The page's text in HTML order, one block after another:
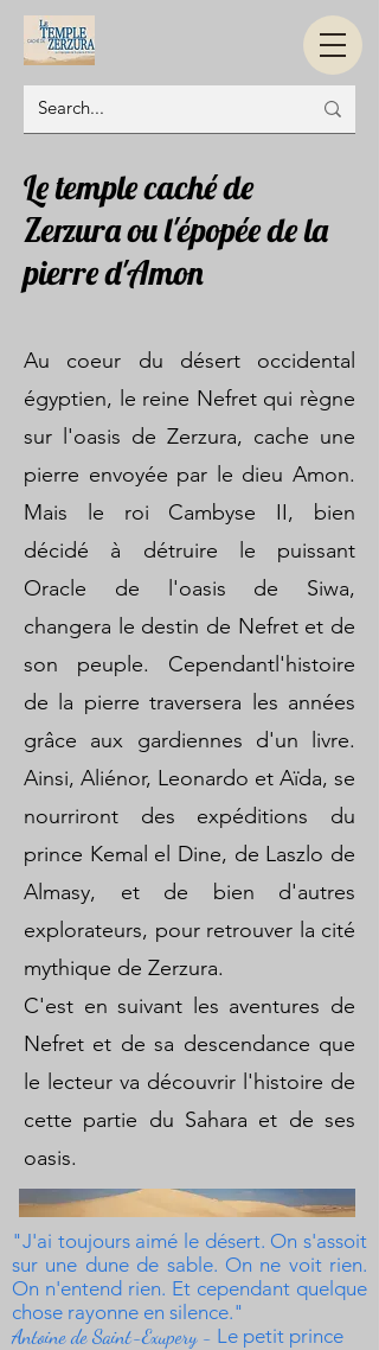
Le temple caché de
Zerzura ou l'épopée de la
pierre d'Amon
Au coeur du désert occidental
égyptien, le reine Nefret qui règne
sur l'oasis de Zerzura, cache une
pierre envoyée par le dieu Amon.
Mais le roi Cambyse II, bien
décidé à détruire le puissant
Oracle de l'oasis de Siwa,
changera le destin de Nefret et de
son peuple. Cependantl'histoire
de la pierre traversera les années
grâce aux gardiennes d'un livre.
Ainsi, Aliénor, Leonardo et Aïda, se
nourriront des expéditions du
prince Kemal el Dine, de Laszlo de
Almasy, et de bien d'autres
explorateurs, pour retrouver la cité
mythique de Zerzura.
C'est en suivant les aventures de
Nefret et de sa descendance que
le lecteur va découvrir l'histoire de
cette partie du Sahara et de ses
oasis.
"J'ai toujours aimé le désert. On s'assoit
sur une dune de sable. On ne voit rien.
On n'entend rien. Et cependant quelque
chose rayonne en silence."
Antoine de Saint-Exupery - Le petit prince